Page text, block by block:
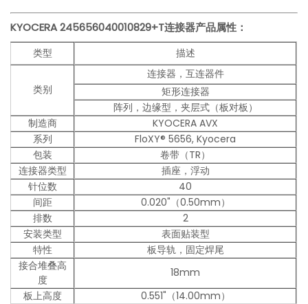
KYOCERA 245656040010829+T连接器产品属性：
类型 描述
类别
连接器，互连器件
矩形连接器
阵列，边缘型，夹层式（板对板）
制造商
KYOCERA AVX
系列
FloXY® 5656, Kyocera
包装
卷带（TR）
连接器类型
插座，浮动
针位数
40
间距
0.020"（0.50mm）
排数
2
安装类型
表面贴装型
特性
板导轨，固定焊尾
接合堆叠高
度
18mm
板上高度
0.551"（14.00mm）